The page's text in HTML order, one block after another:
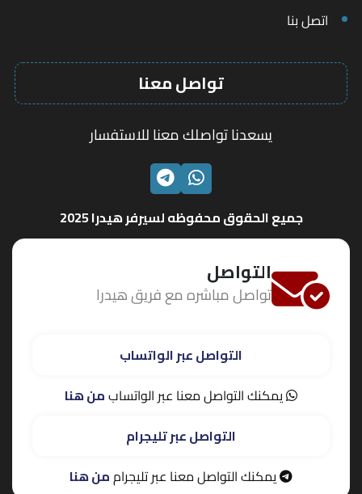
اتصل بنا
تواصل معنا
يسعدنا تواصلك معنا للاستفسار
الواتسابتليجرام
جميع الحقوق محفوظه لسيرفر هيدرا 2025
التواصل
تواصل مباشره مع فريق هيدرا
التواصل عبر الواتساب
يمكنك التواصل معنا عبر الواتسابمن هنا
التواصل عبر تليجرام
يمكنك التواصل معنا عبر تليجراممن هنا